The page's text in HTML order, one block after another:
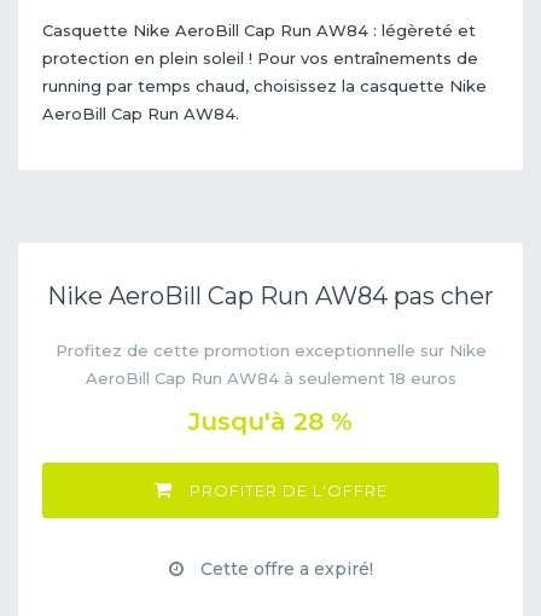
Casquette Nike AeroBill Cap Run AW84 : légèreté et
protection en plein soleil ! Pour vos entraînements de
running par temps chaud, choisissez la casquette Nike
AeroBill Cap Run AW84.
Nike AeroBill Cap Run AW84 pas cher
Profitez de cette promotion exceptionnelle sur Nike
AeroBill Cap Run AW84 à seulement 18 euros
Jusqu'à 28 %
PROFITER DE L'OFFRE
Cette offre a expiré!